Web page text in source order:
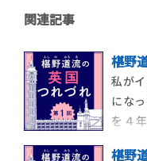
関連記事
椹野
私が
にな
を４
椹野